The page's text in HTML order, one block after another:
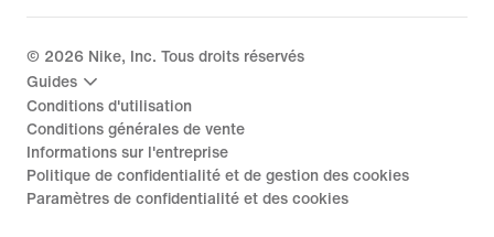
© 2026 Nike, Inc. Tous droits réservés
Guides
Conditions d'utilisation
Conditions générales de vente
Informations sur l'entreprise
Politique de confidentialité et de gestion des cookies
Paramètres de confidentialité et des cookies